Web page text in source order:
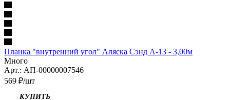
Планка "внутренний угол" Аляска Сэнд А-13 - 3,00м
Много
Арт.: АП-00000007546
569 ₽/шт